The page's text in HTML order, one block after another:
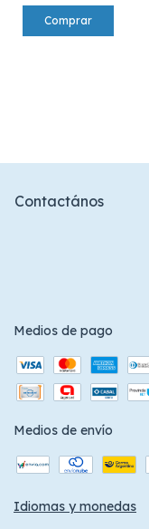
Contactános
Medios de pago
Medios de envío
Idiomas y monedas